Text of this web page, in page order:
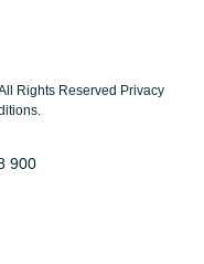
Rights Reserved Privacy
900